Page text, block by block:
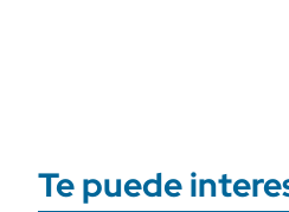
Te puede